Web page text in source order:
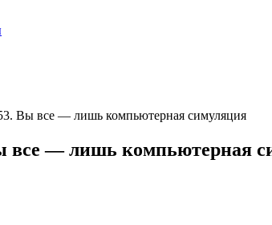
Вы все — лишь компьютерная симуляция
все — лишь компьютерная